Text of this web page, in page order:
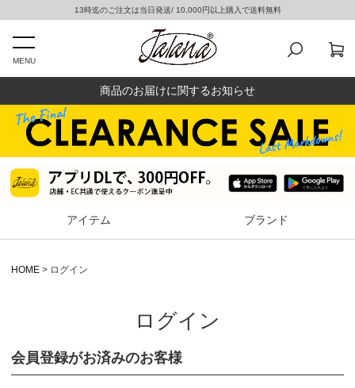
13時迄のご注文は当日発送/ 10,000円以上購入で送料無料
MENU
商品のお届けに関するお知らせ
アイテム ブランド
HOME ログイン
ログイン
会員登録がお済みのお客様